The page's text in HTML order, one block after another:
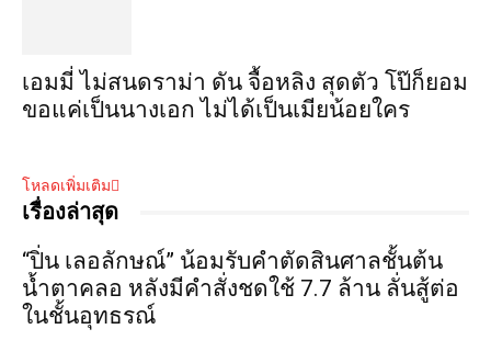
เอมมี่ ไม่สนดราม่า ดัน จื้อหลิง สุดตัว โป๊ก็ยอม
ขอแค่เป็นนางเอก ไม่ได้เป็นเมียน้อยใคร
โหลดเพิ่มเติม
เรื่องล่าสุด
“ปิ่น เลอลักษณ์” น้อมรับคำตัดสินศาลชั้นต้น
น้ำตาคลอ หลังมีคำสั่งชดใช้ 7.7 ล้าน ลั่นสู้ต่อ
ในชั้นอุทธรณ์